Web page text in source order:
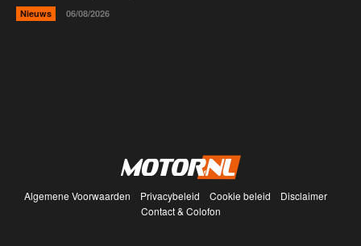
Nieuws 06/08/2026
Algemene Voorwaarden Privacybeleid Cookie beleid
Disclaimer
Contact & Colofon